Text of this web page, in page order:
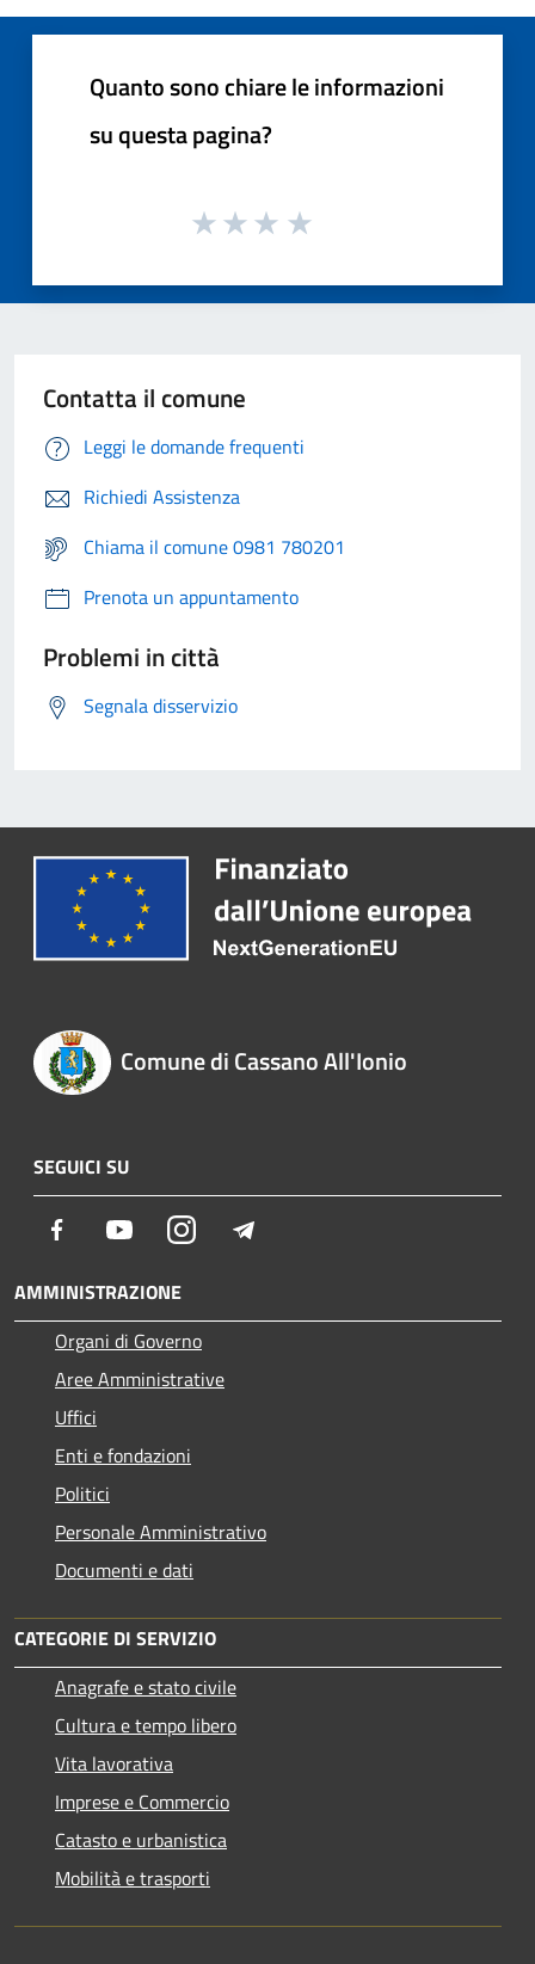
Quanto sono chiare le informazioni
su questa pagina?
Contatta il comune
Leggi le domande frequenti
Richiedi Assistenza
Chiama il comune 0981 780201
Prenota un appuntamento
Problemi in città
Segnala disservizio
Comune di Cassano All'Ionio
SEGUICI SU
Facebook YoutubeInstagram
AMMINISTRAZIONE
Organi di Governo
Aree Amministrative
Uffici
Enti e fondazioni
Politici
Personale Amministrativo
Documenti e dati
CATEGORIE DI SERVIZIO
Anagrafe e stato civile
Cultura e tempo libero
Vita lavorativa
Imprese e Commercio
Catasto e urbanistica
Mobilità e trasporti